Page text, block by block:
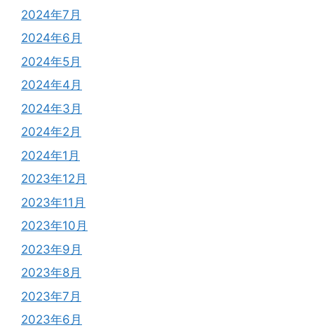
2024年7月
2024年6月
2024年5月
2024年4月
2024年3月
2024年2月
2024年1月
2023年12月
2023年11月
2023年10月
2023年9月
2023年8月
2023年7月
2023年6月